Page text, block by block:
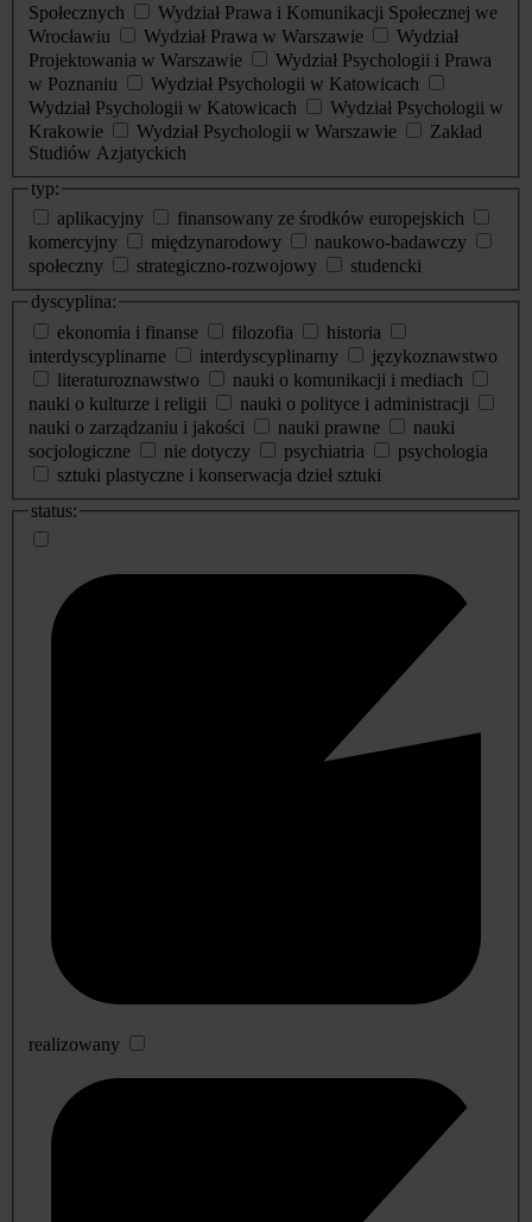
Społecznych
Wydział Prawa i Komunikacji Społecznej we
Wrocławiu
Wydział Prawa w Warszawie
Wydział
Projektowania w Warszawie
Wydział Psychologii i Prawa
w Poznaniu
Wydział Psychologii w Katowicach
Wydział Psychologii w Katowicach
Wydział Psychologii w
Krakowie
Wydział Psychologii w Warszawie
Zakład
Studiów Azjatyckich
typ:
aplikacyjny
finansowany ze środków europejskich
komercyjny
międzynarodowy
naukowo-badawczy
społeczny
strategiczno-rozwojowy
studencki
dyscyplina:
ekonomia i finanse
filozofia
historia
interdyscyplinarne
interdyscyplinarny
językoznawstwo
literaturoznawstwo
nauki o komunikacji i mediach
nauki o kulturze i religii
nauki o polityce i administracji
nauki o zarządzaniu i jakości
nauki prawne
nauki
socjologiczne
nie dotyczy psychiatria
psychologia
sztuki plastyczne i konserwacja dzieł sztuki
status:
realizowany